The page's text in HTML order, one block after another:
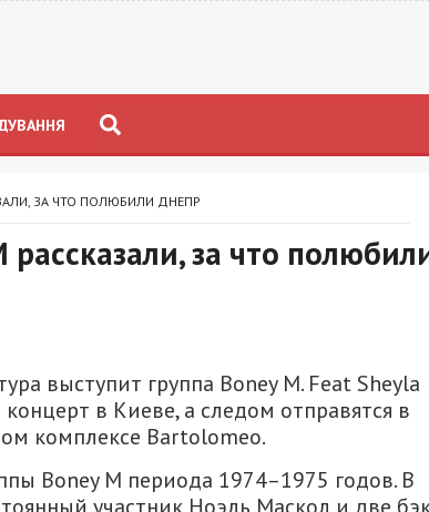
ЗА ЧТО ПОЛЮБИЛИ ДНЕПР
за что
выступит группа Boney M. Feat Sheyla
в Киеве, а следом отправятся в
комплексе Bartolomeo.
Boney M периода 1974–1975 годов. В